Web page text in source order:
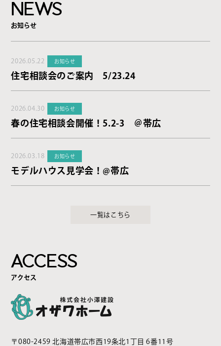
NEWS
お知らせ
2026.05.22 お知らせ
住宅相談会のご案内 5/23.24
2026.04.30 お知らせ
春の住宅相談会開催！5.2-3 ＠帯広
2026.03.18 お知らせ
モデルハウス見学会！@帯広
一覧はこちら
ACCESS
アクセス
〒080-2459 北海道帯広市西19条北1丁目 6番11号